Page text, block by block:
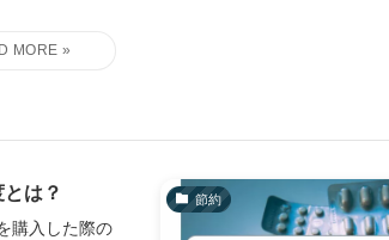
節約
は？
購入した際の